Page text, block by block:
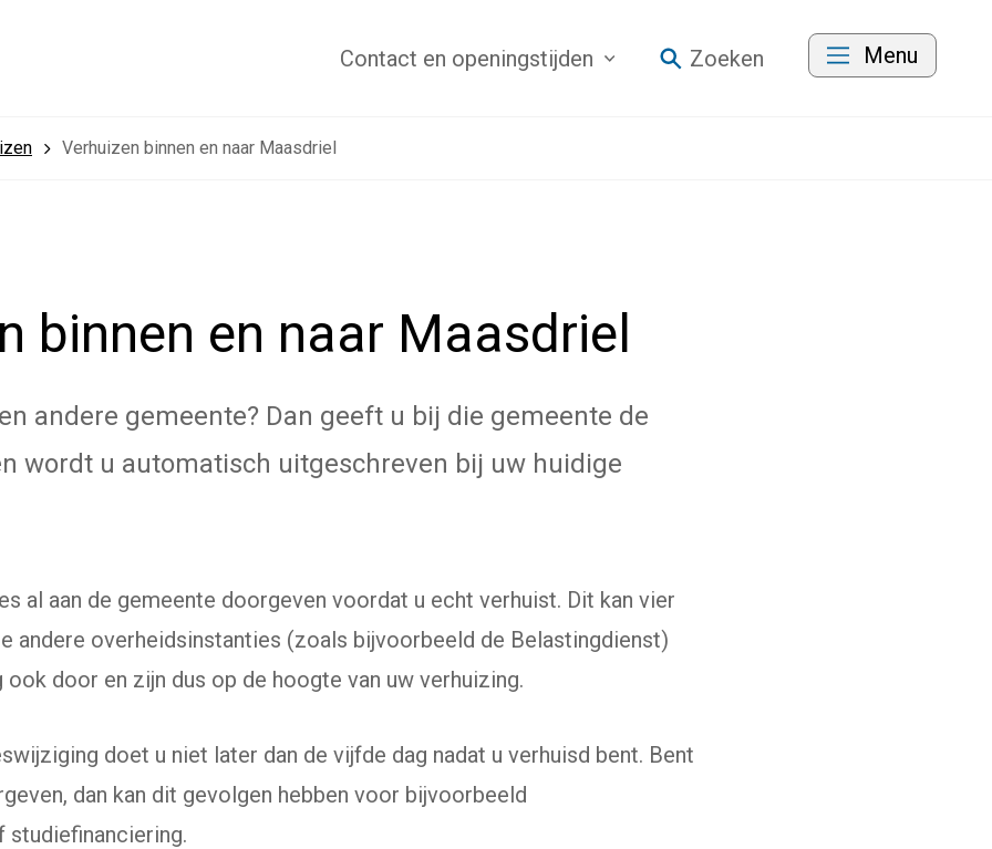
Contact en openingstijden Zoeken Menu
Verhuizen binnen en naar Maasdriel
binnen en naar Maasdriel
andere gemeente? Dan geeft u bij die gemeente de
wordt u automatisch uitgeschreven bij uw huidige
al aan de gemeente doorgeven voordat u echt verhuist. Dit kan vier
andere overheidsinstanties (zoals bijvoorbeeld de Belastingdienst)
door en zijn dus op de hoogte van uw verhuizing.
doet u niet later dan de vijfde dag nadat u verhuisd bent. Bent
dan kan dit gevolgen hebben voor bijvoorbeeld